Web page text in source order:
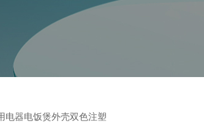
电器电饭煲外壳双色注塑